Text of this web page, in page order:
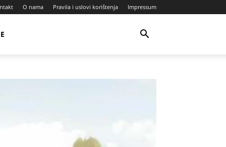
O nama Pravila i uslovi korištenja Impressum